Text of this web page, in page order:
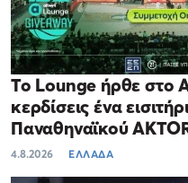
Το Lounge ήρθε στο
κερδίσεις ένα
Παναθηναϊκού
4.8.2026 ΕΛΛΑΔΑ